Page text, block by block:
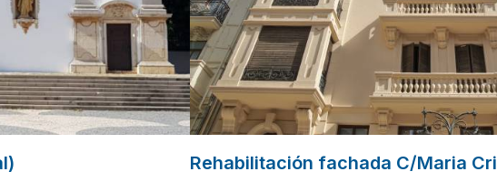
Rehabilitación fachada C/Maria